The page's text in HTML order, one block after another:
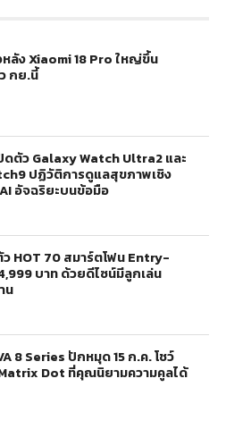
ลัง Xiaomi 18 Pro ใหญ่ขึ้น
กย.นี้
ดตัว Galaxy Watch Ultra2 และ
ปฏิวัติการดูแลสุขภาพเชิง
อัจฉริยะบนข้อมือ
HOT 70 สมาร์ตโฟน Entry-
บาท ด้วยดีไซน์มีลูกเล่น
น
8 Series ปักหมุด 15 ก.ค. โชว์
Dot ที่คุณนิยามความคูลได้